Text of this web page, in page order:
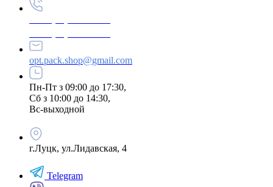
opt.pack.shop@gmail.com
Пн-Пт з 09:00 до 17:30,
Сб з 10:00 до 14:30,
Вс-выходной
г.Луцк, ул.Лидавская, 4
Telegram